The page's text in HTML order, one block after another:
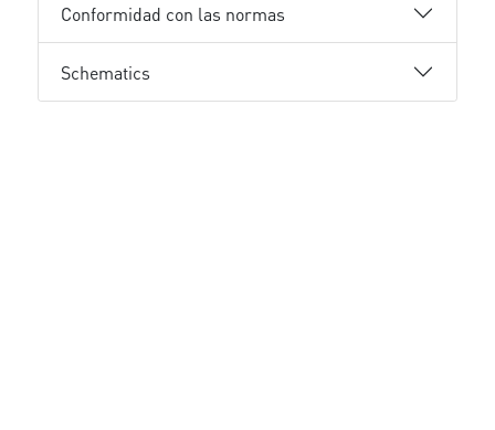
Conformidad con las normas
Schematics